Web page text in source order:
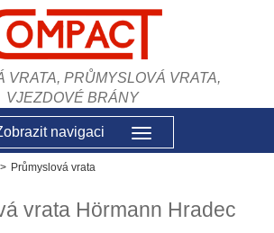
VRATA, PRŮMYSLOVÁ VRATA,
VJEZDOVÉ BRÁNY
navigaci
Průmyslová vrata
vrata Hörmann Hradec